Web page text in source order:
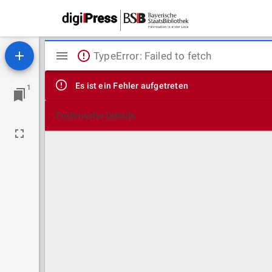
1
Mirador
Viewer
TypeError: Failed to fetch
Es ist ein Fehler aufgetreten
Technische Details